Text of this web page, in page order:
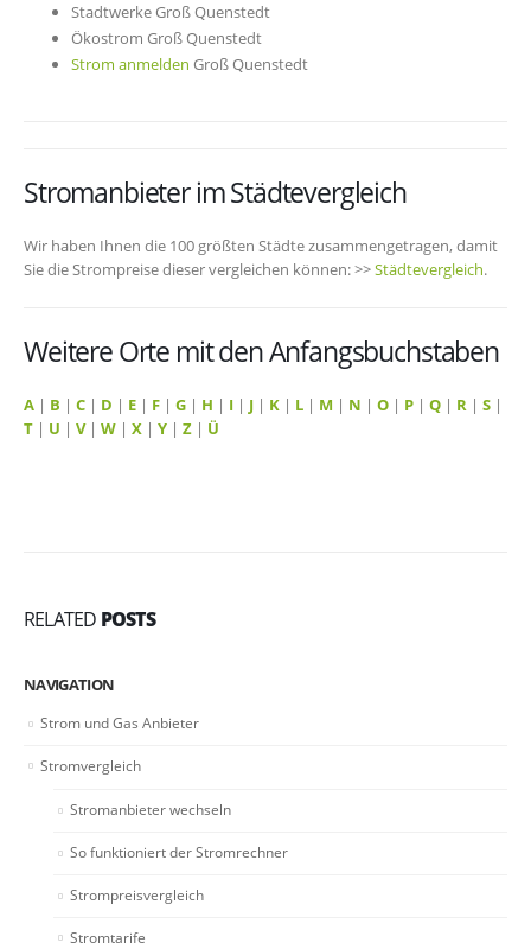
Stadtwerke Groß Quenstedt
Ökostrom Groß Quenstedt
Strom anmelden Groß Quenstedt
Stromanbieter im Städtevergleich
Wir haben Ihnen die 100 größten Städte zusammengetragen, damit
Sie die Strompreise dieser vergleichen können: >>Städtevergleich.
Weitere Orte mit den Anfangsbuchstaben
A | B | C | D | E | F | G | H | I | J | K | L | M | N | O | P | Q | R | S |
T | U | V| W | X | Y | Z | Ü
RELATED POSTS
NAVIGATION
Strom und Gas Anbieter
Stromvergleich
Stromanbieter wechseln
So funktioniert der Stromrechner
Strompreisvergleich
Stromtarife